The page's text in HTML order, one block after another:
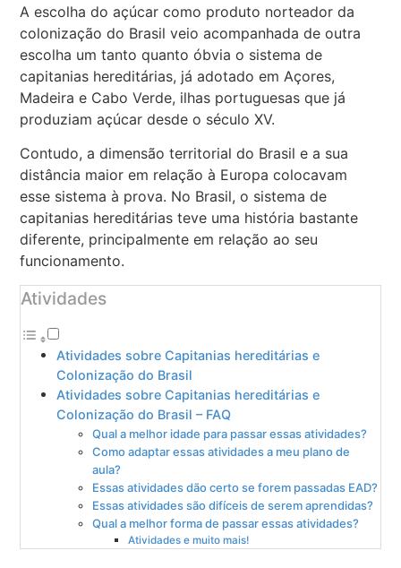
A escolha do açúcar como produto norteador da
colonização do Brasil veio acompanhada de outra
escolha um tanto quanto óbvia o sistema de
capitanias hereditárias, já adotado em Açores,
Madeira e Cabo Verde, ilhas portuguesas que já
produziam açúcar desde o século XV.
Contudo, a dimensão territorial do Brasil e a sua
distância maior em relação à Europa colocavam
esse sistema à prova. No Brasil, o sistema de
capitanias hereditárias teve uma história bastante
diferente, principalmente em relação ao seu
funcionamento.
Atividades
Atividades sobre Capitanias hereditárias e
Colonização do Brasil
Atividades sobre Capitanias hereditárias e
Colonização do Brasil – FAQ
Qual a melhor idade para passar essas atividades?
Como adaptar essas atividades a meu plano de
aula?
Essas atividades dão certo se forem passadas EAD?
Essas atividades são difíceis de serem aprendidas?
Qual a melhor forma de passar essas atividades?
Atividades e muito mais!